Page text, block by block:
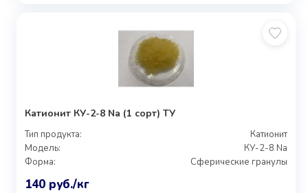
Катионит КУ-2-8 Na (1 сорт) ТУ
Тип продукта:
Катионит
Модель:
КУ-2-8 Na
Форма:
Сферические гранулы
140 руб./кг